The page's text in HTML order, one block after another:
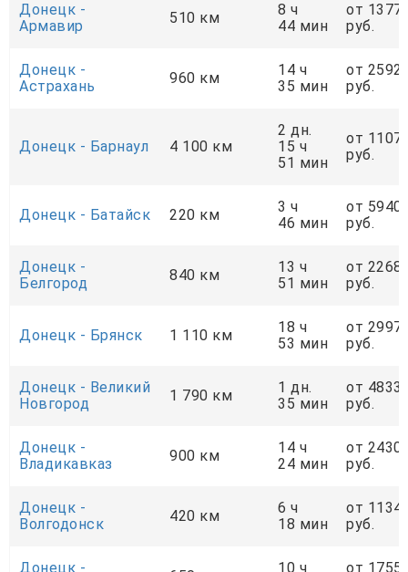
Донецк -
Армавир
510 км
8 ч
44 мин
от
руб.
Донецк -
Астрахань
960 км
14 ч
35 мин
от
руб.
Донецк - Барнаул 4 100 км
2 дн.
15 ч
51 мин
от
руб.
Донецк - Батайск 220 км
3 ч
46 мин
от 5940
руб.
Донецк -
Белгород
840 км
13 ч
51 мин
от
руб.
Донецк - Брянск 1 110 км
18 ч
53 мин
от
руб.
Донецк - Великий
Новгород
1 790 км
1 дн.
35 мин
от
руб.
Донецк -
Владикавказ
900 км
14 ч
24 мин
от
руб.
Донецк -
Волгодонск
420 км
6 ч
18 мин
от
руб.
Донецк -
10 ч
от